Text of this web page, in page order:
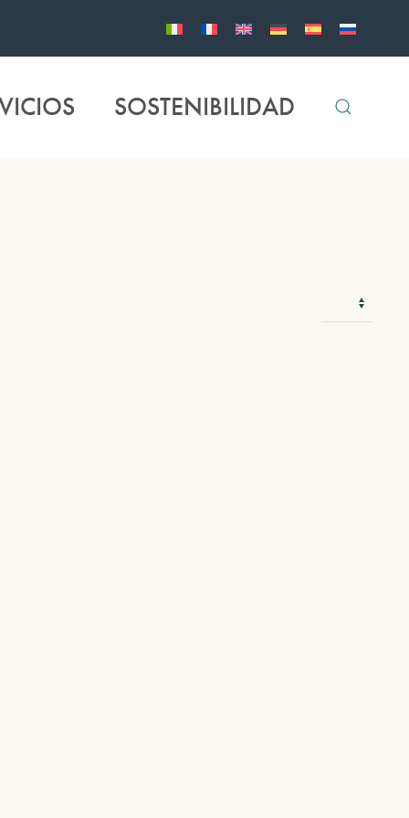
SOSTENIBILIDAD